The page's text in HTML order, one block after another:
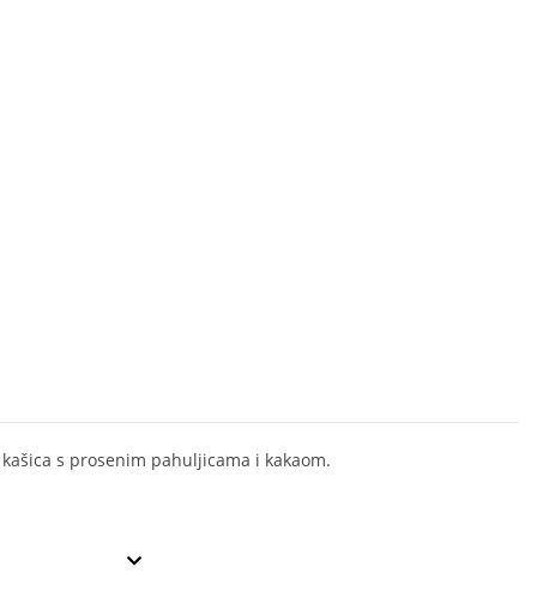
s prosenim pahuljicama i kakaom.